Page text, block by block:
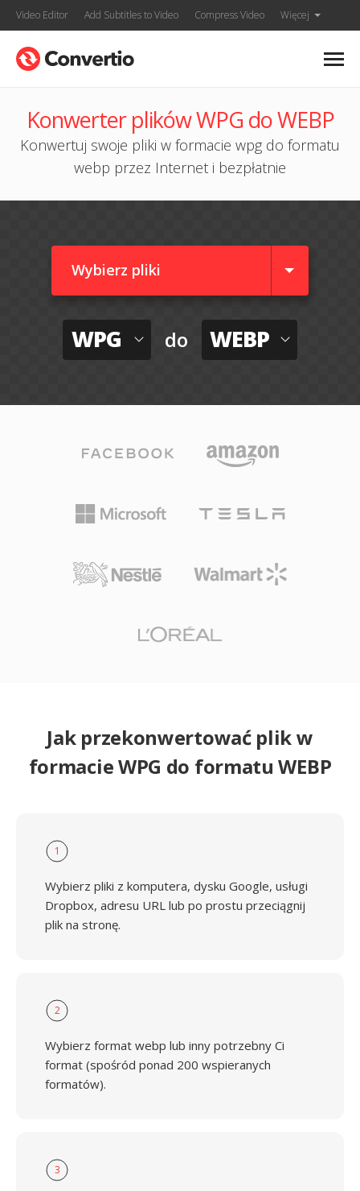
Video Editor Add Subtitles to Video Compress Video Więcej
Konwerter plików WPG do WEBP
Konwertuj swoje pliki w formacie wpg do formatu
webp przez Internet i bezpłatnie
Wybierz pliki
WPG do WEBP
Jak przekonwertować plik w
formacie WPG do formatu WEBP
1
Wybierz pliki z komputera, dysku Google, usługi
Dropbox, adresu URL lub po prostu przeciągnij
plik na stronę.
2
Wybierz format webp lub inny potrzebny Ci
format (spośród ponad 200 wspieranych
formatów).
3